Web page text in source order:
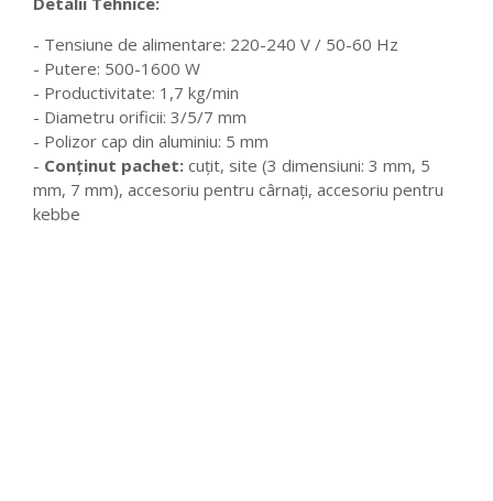
- Tensiune de alimentare: 220-240 V / 50-60 Hz
- Putere: 500-1600 W
- Productivitate: 1,7 kg/min
- Diametru orificii: 3/5/7 mm
- Polizor cap din aluminiu: 5 mm
- Conținut pachet: cuțit, site (3 dimensiuni: 3 mm, 5
mm, 7 mm), accesoriu pentru cârnați, accesoriu pentru
kebbe